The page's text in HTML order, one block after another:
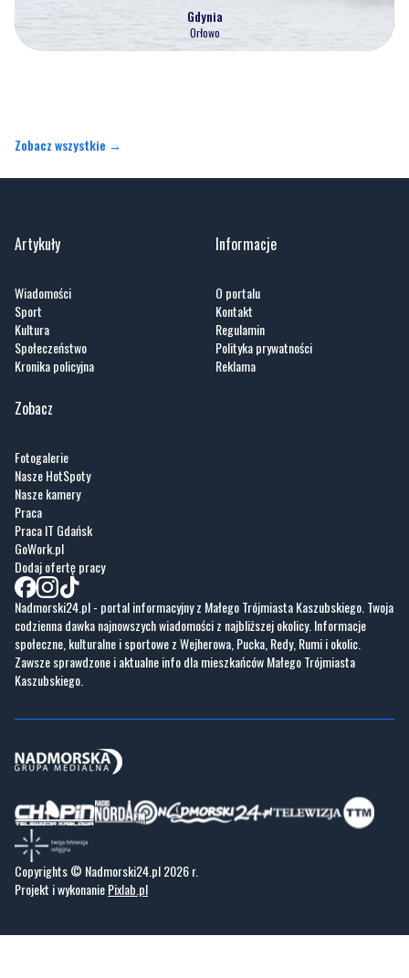
Gdynia
Orłowo
Zobacz wszystkie →
Artykuły
Wiadomości
Sport
Kultura
Społeczeństwo
Kronika policyjna
Informacje
O portalu
Kontakt
Regulamin
Polityka prywatności
Reklama
Zobacz
Fotogalerie
Nasze HotSpoty
Nasze kamery
Praca
Praca IT Gdańsk
GoWork.pl
Dodaj ofertę pracy
Nadmorski24.pl - portal informacyjny z Małego Trójmiasta Kaszubskiego. Twoja
codzienna dawka najnowszych wiadomości z najbliższej okolicy. Informacje
społeczne, kulturalne i sportowe z Wejherowa, Pucka, Redy, Rumi i okolic.
Zawsze sprawdzone i aktualne info dla mieszkańców Małego Trójmiasta
Kaszubskiego.
Copyrights © Nadmorski24.pl 2026 r.
Projekt i wykonaniePixlab.pl